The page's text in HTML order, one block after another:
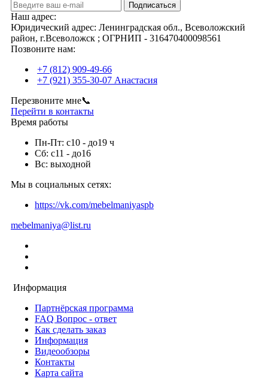
Подписаться
Наш адрес:
Юридический адрес: Ленинградская обл., Всеволожский
район, г.Всеволожск ; ОГРНИП - 316470400098561
Позвоните нам:
+7 (812) 909-49-66
+7 (921) 355-30-07 Анастасия
Перезвоните мне📞
Перейти в контакты
Время работы
Пн-Пт: с10 - до19 ч
Сб: с11 - до16
Вс: выходной
Мы в социальных сетях:
https://vk.com/mebelmaniyaspb
mebelmaniya@list.ru
Информация
Партнёрская программа
FAQ Вопрос - ответ
Как сделать заказ
Информация
Видеообзоры
Контакты
Карта сайта